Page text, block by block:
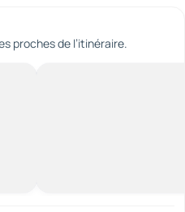
proches de l’itinéraire.